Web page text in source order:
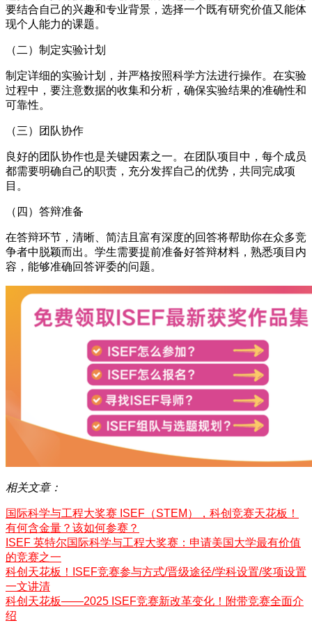
要结合自己的兴趣和专业背景，选择一个既有研究价值又能体
现个人能力的课题。
（二）制定实验计划
制定详细的实验计划，并严格按照科学方法进行操作。在实验
过程中，要注意数据的收集和分析，确保实验结果的准确性和
可靠性。
（三）团队协作
良好的团队协作也是关键因素之一。在团队项目中，每个成员
都需要明确自己的职责，充分发挥自己的优势，共同完成项
目。
（四）答辩准备
在答辩环节，清晰、简洁且富有深度的回答将帮助你在众多竞
争者中脱颖而出。学生需要提前准备好答辩材料，熟悉项目内
容，能够准确回答评委的问题。
相关文章：
国际科学与工程大奖赛 ISEF（STEM），科创竞赛天花板！
有何含金量？该如何参赛？
ISEF 英特尔国际科学与工程大奖赛：申请美国大学最有价值
的竞赛之一
科创天花板！ISEF竞赛参与方式/晋级途径/学科设置/奖项设置
一文讲清
科创天花板——2025 ISEF竞赛新改革变化！附带竞赛全面介
绍